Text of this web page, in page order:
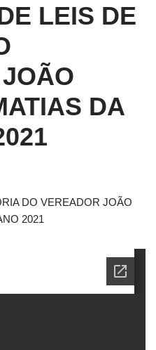
LEIS DE
DA
DO VEREADOR JOÃO
2021